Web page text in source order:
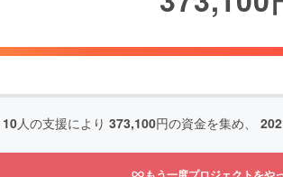
10人の支援により 373,100円の資金を集め、